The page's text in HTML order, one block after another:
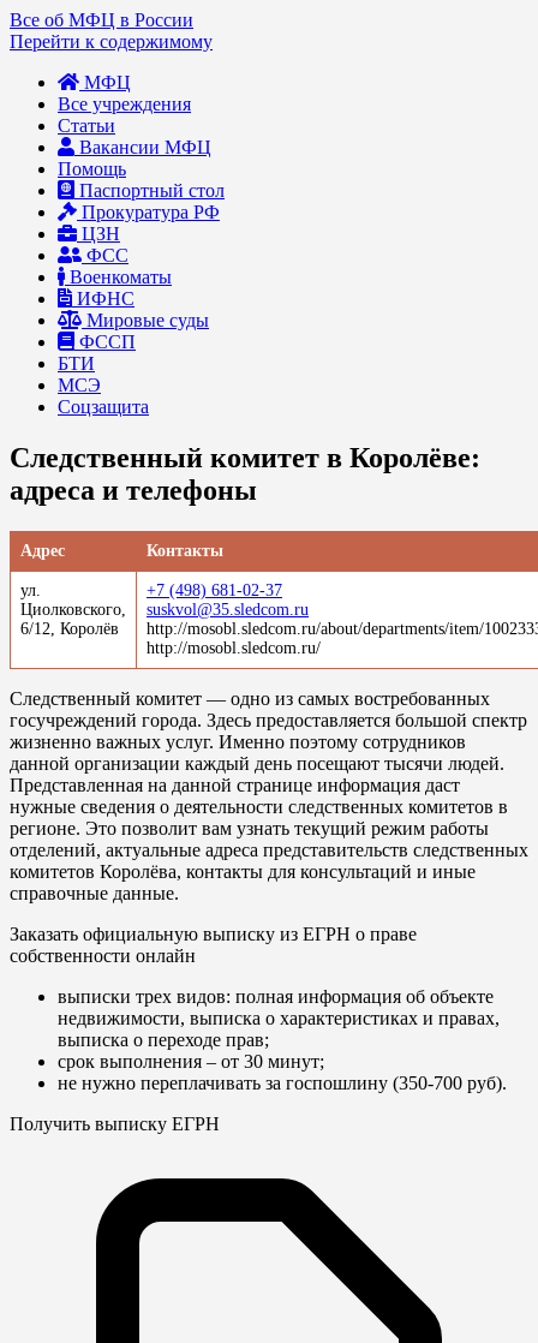
Все об МФЦ в России
Перейти к содержимому
МФЦ
Все учреждения
Статьи
Вакансии МФЦ
Помощь
Паспортный стол
Прокуратура РФ
ЦЗН
ФСС
Военкоматы
ИФНС
Мировые суды
ФССП
БТИ
МСЭ
Соцзащита
Следственный комитет в Королёве:
адреса и телефоны
Адрес Контакты
ул.
Циолковского,
6/12, Королёв
+7 (498) 681-02-37
suskvol@35.sledcom.ru
http://mosobl.sledcom.ru/about/departments/item/
http://mosobl.sledcom.ru/
Следственный комитет — одно из самых востребованных
госучреждений города. Здесь предоставляется большой спектр
жизненно важных услуг. Именно поэтому сотрудников
данной организации каждый день посещают тысячи людей.
Представленная на данной странице информация даст
нужные сведения о деятельности следственных комитетов в
регионе. Это позволит вам узнать текущий режим работы
отделений, актуальные адреса представительств следственных
комитетов Королёва, контакты для консультаций и иные
справочные данные.
Заказать официальную выписку из ЕГРН о праве
собственности онлайн
выписки трех видов: полная информация об объекте
недвижимости, выписка о характеристиках и правах,
выписка о переходе прав;
срок выполнения – от 30 минут;
не нужно переплачивать за госпошлину (350-700 руб).
Получить выписку ЕГРН